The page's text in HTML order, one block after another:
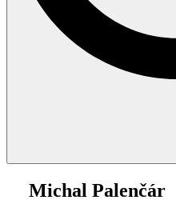
Michal Palenčár